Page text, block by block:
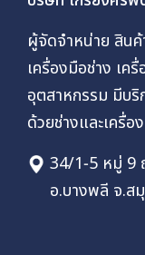
ผู้จัดจำหน่าย สินค้
เครื่องมือช่าง เค
อุตสาหกรรม มีบริ
ด้วยช่างและเครื่
34/1-5 หมู่ 9
อ.บางพลี จ.ส